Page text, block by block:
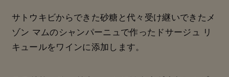
サトウキビからできた砂糖と代々受け継いできたメ
ゾン マムのシャンパーニュで作った ドサージュ リ
キュールをワインに添加します。